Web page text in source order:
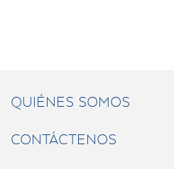
QUIÉNES SOMOS
CONTÁCTENOS